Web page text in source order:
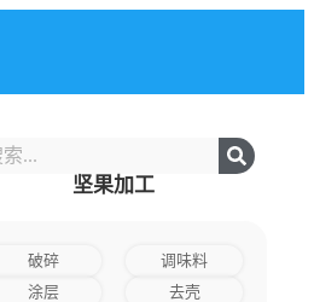
坚果加工
破碎
涂层
调味料
去壳